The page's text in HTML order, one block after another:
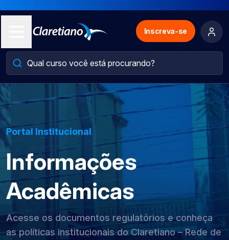
Inscreva-se
Portal Institucional
Informações
Acadêmicas
Acesse os documentos regulatórios e conheça
as políticas institucionais do Claretiano – Rede de